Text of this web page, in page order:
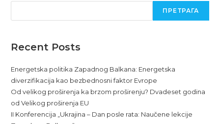
ПРЕТРАГА
Recent Posts
Energetska politika Zapadnog Balkana: Energetska
diverzifikacija kao bezbednosni faktor Evrope
Od velikog proširenja ka brzom proširenju? Dvadeset godina
od Velikog proširenja EU
II Konferencija „Ukrajina – Dan posle rata: Naučene lekcije